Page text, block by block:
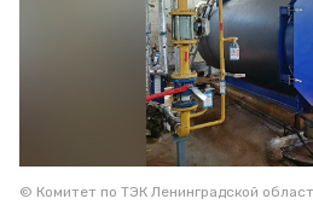
© Комитет по ТЭК Ленинградской